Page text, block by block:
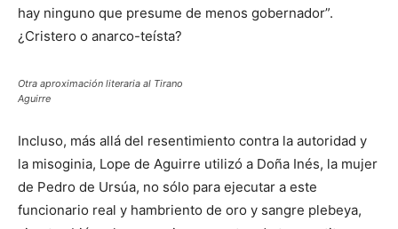
hay ninguno que presume de menos gobernador”.
¿Cristero o anarco-teísta?
Otra aproximación literaria al Tirano
Aguirre
Incluso, más allá del resentimiento contra la autoridad y
la misoginia, Lope de Aguirre utilizó a Doña Inés, la mujer
de Pedro de Ursúa, no sólo para ejecutar a este
funcionario real y hambriento de oro y sangre plebeya,